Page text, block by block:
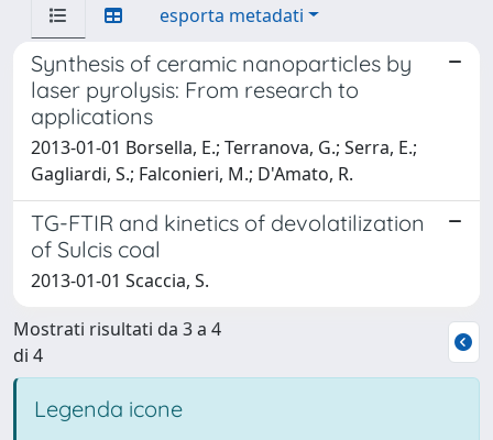
esporta metadati
Synthesis of ceramic nanoparticles by
laser pyrolysis: From research to
applications
2013-01-01 Borsella, E.; Terranova, G.; Serra, E.;
Gagliardi, S.; Falconieri, M.; D'Amato, R.
TG-FTIR and kinetics of devolatilization
of Sulcis coal
2013-01-01 Scaccia, S.
Mostrati risultati da 3 a 4
di 4
Legenda icone